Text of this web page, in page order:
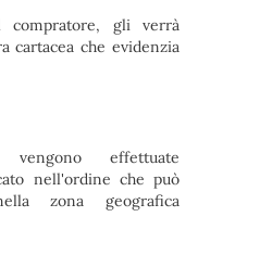
compratore, gli verrà
cartacea che evidenzia
effettuate
nell'ordine che può
zona geografica